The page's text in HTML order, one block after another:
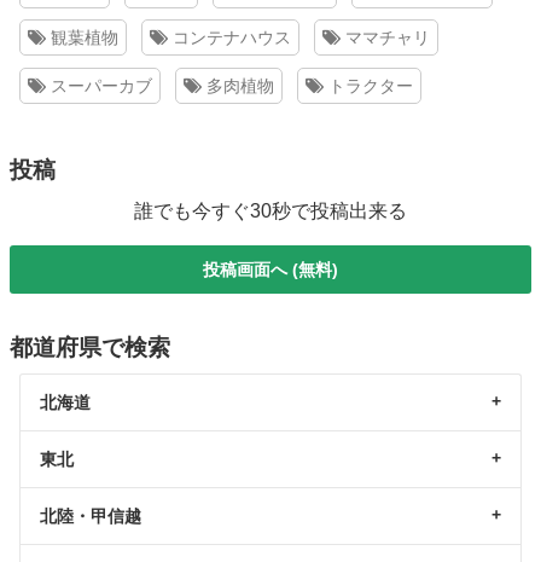
観葉植物 コンテナハウス ママチャリ
スーパーカブ 多肉植物 トラクター
投稿
誰でも今すぐ30秒で投稿出来る
投稿画面へ (無料)
都道府県で検索
北海道
東北
北陸・甲信越